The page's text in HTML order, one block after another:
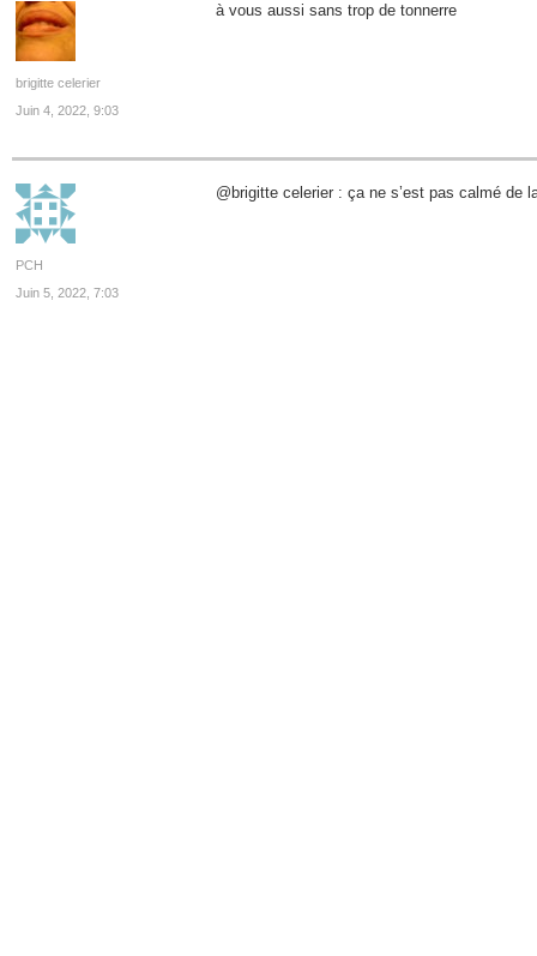
brigitte celerier
Juin 4, 2022, 9:03
à vous aussi sans trop de tonnerre
PCH
Juin 5, 2022, 7:03
@brigitte celerier : ça ne s’est pas calmé de